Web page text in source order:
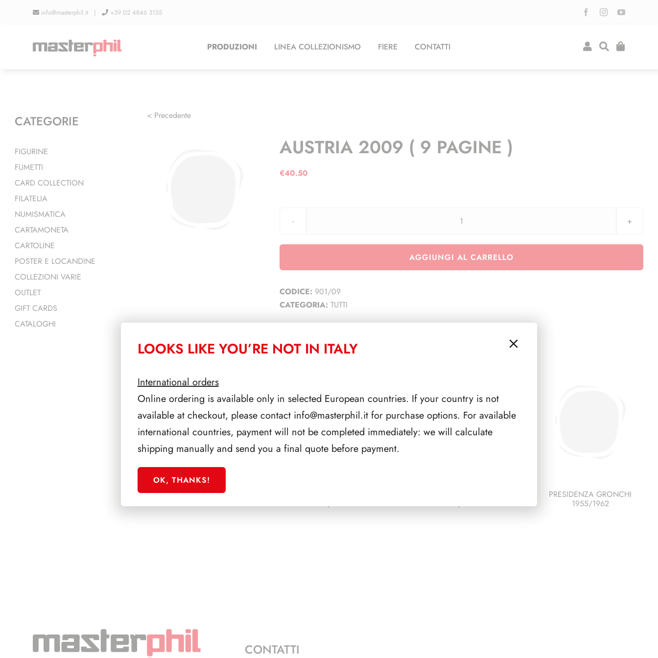
info@masterphil.it | +39 02 4846 3155
PRODUZIONI LINEA COLLEZIONISMO FIERE CONTATTI
< Precedente
AUSTRIA 2009 ( 9 PAGINE )
€40.50
AUSTRIA
(
AGGIUNGI AL CARRELLO
CODICE: 901/09
CATEGORIA: TUTTI
PRODOTTI CORRELATI
SFORZESCO ITALIA 1988
PAGINE 3
1985/1992
1992/1999
PRESIDENZA GRONCHI
1955/1962
CATEGORIE
FIGURINE
FUMETTI
CARD COLLECTION
FILATELIA
NUMISMATICA
CARTAMONETA
CARTOLINE
POSTER E LOCANDINE
COLLEZIONI VARIE
OUTLET
GIFT CARDS
CATALOGHI
CONTATTI
LOOKS LIKE YOU’RE NOT IN ITALY
International orders
Online ordering is available only in selected European countries. If your country is not
available at checkout, please contact info@masterphil.itfor purchase options. For available
international countries, payment will not be completed immediately: we will calculate
shipping manually and send you a final quote before payment.
OK, THANKS!